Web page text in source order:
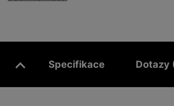
Specifikace Dotazy